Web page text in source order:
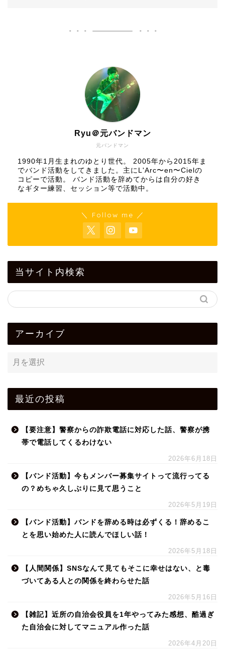
元バンドマン
Ryu＠元バンドマン
1990年1月生まれのゆとり世代。 2005年から2015年ま
でバンド活動をしてきました。主にL'Arc〜en〜Cielの
コピーで活動。 バンド活動を辞めてからは自分の好き
なギター練習、セッション等で活動中。
＼ Follow me ／
当サイト内検索
アーカイブ
最近の投稿
【要注意】警察からの詐欺電話に対応した話、警察が携
帯で電話してくるわけない
2026年6月18日
【バンド活動】今もメンバー募集サイトって流行ってる
の？めちゃ久しぶりに見て思うこと
2026年5月19日
【バンド活動】バンドを辞める時は必ずくる！辞めるこ
とを思い始めた人に読んでほしい話！
2026年5月18日
【人間関係】SNSなんて見てもそこに幸せはない、と毒
づいてある人との関係を終わらせた話
2026年5月16日
【雑記】近所の自治会役員を1年やってみた感想、酷過ぎ
た自治会に対してマニュアル作った話
2026年4月20日